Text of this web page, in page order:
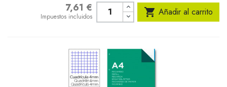
7,61 €
Impuestos incluidos  Añadir al carrito